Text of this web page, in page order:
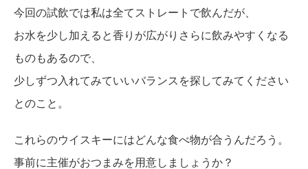
今回の試飲では私は全てストレートで飲んだが、
お水を少し加えると香りが広がりさらに飲みやすくなる
ものもあるので、
少しずつ入れてみていいバランスを探してみてください
とのこと。
これらのウイスキーにはどんな食べ物が合うんだろう。
事前に主催がおつまみを用意しましょうか？